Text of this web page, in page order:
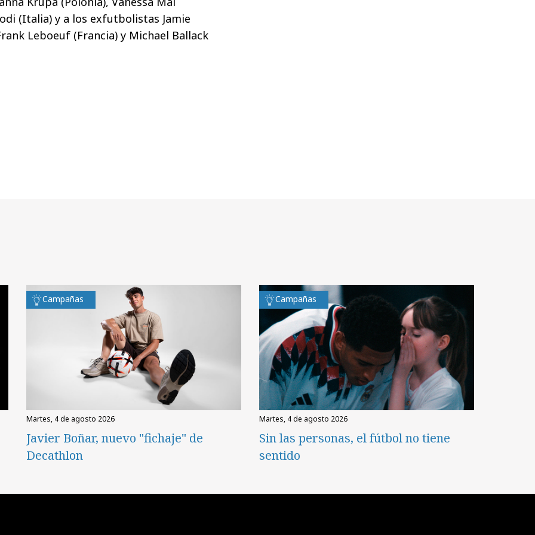
(Italia) y a los exfutbolistas Jamie
Leboeuf (Francia) y Michael Ballack
Campañas
martes, 4 de agosto 2026
Javier Boñar, nuevo "fichaje" de
Decathlon
Campañas
martes, 4 de agosto 2026
Sin las personas, el fútbol no tiene
sentido